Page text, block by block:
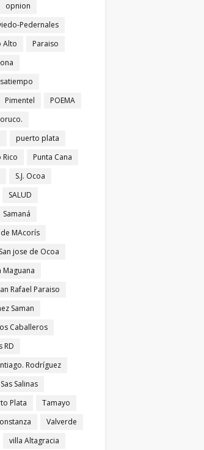
opnion
Pedernales
Alto
Paraiso
Pimentel
POEMA
puerto plata
Rico
Punta Cana
S.J. Ocoa
SALUD
Samaná
MAcorís
San jose de Ocoa
Maguana
Rafael Paraiso
Saman
Caballeros
RD
Rodríguez
Sas Salinas
Plata
Tamayo
Valverde
villa Altagracia